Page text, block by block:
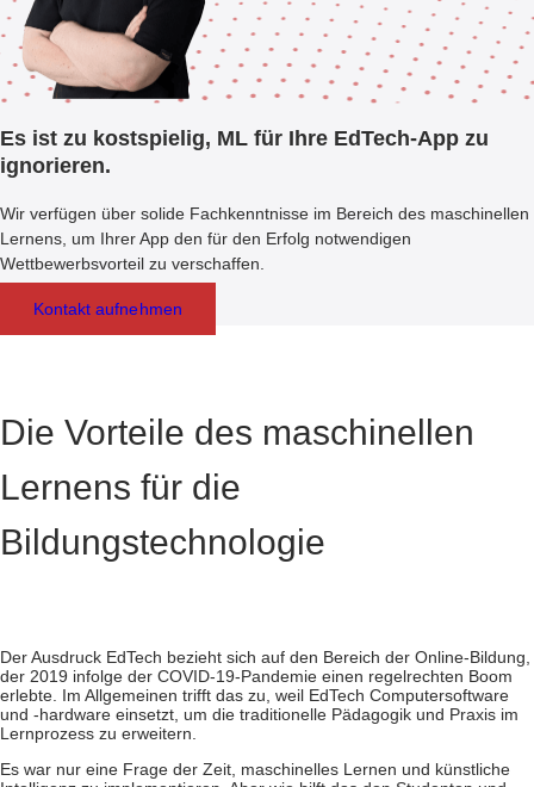
Es ist zu kostspielig, ML für Ihre EdTech-App zu
ignorieren.
Wir verfügen über solide Fachkenntnisse im Bereich des maschinellen
Lernens, um Ihrer App den für den Erfolg notwendigen
Wettbewerbsvorteil zu verschaffen.
Kontakt aufnehmen
Die Vorteile des maschinellen
Lernens für die
Bildungstechnologie
Der Ausdruck EdTech bezieht sich auf den Bereich der Online-Bildung,
der 2019 infolge der COVID-19-Pandemie einen regelrechten Boom
erlebte. Im Allgemeinen trifft das zu, weil EdTech Computersoftware
und -hardware einsetzt, um die traditionelle Pädagogik und Praxis im
Lernprozess zu erweitern.
Es war nur eine Frage der Zeit, maschinelles Lernen und künstliche